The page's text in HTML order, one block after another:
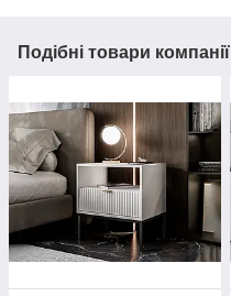
Подібні товари компанії